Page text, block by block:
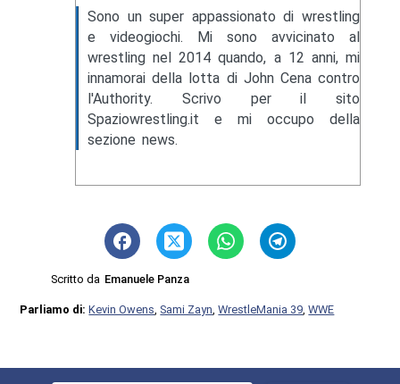
Sono un super appassionato di wrestling
e videogiochi. Mi sono avvicinato al
wrestling nel 2014 quando, a 12 anni, mi
innamorai della lotta di John Cena contro
l'Authority. Scrivo per il sito
Spaziowrestling.it e mi occupo della
sezione news.
Scritto da Emanuele Panza
Parliamo di:Kevin Owens ,Sami Zayn ,WrestleMania 39 ,WWE